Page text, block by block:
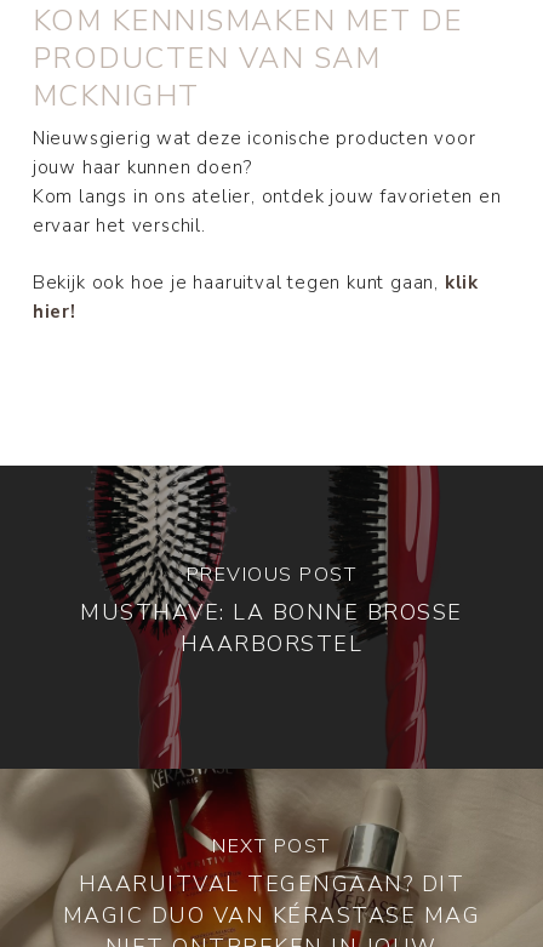
KOM KENNISMAKEN MET DE
PRODUCTEN VAN SAM
MCKNIGHT
Nieuwsgierig wat deze iconische producten voor
jouw haar kunnen doen?
Kom langs in ons atelier, ontdek jouw favorieten en
ervaar het verschil.
Bekijk ook hoe je haaruitval tegen kunt gaan, klik
hier!
PREVIOUS POST
MUSTHAVE: LA BONNE BROSSE
HAARBORSTEL
NEXT POST
HAARUITVAL TEGENGAAN? DIT
MAGIC DUO VAN KÉRASTASE MAG